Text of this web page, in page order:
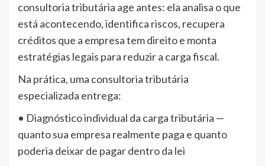
consultoria tributária age antes: ela analisa o que
está acontecendo, identifica riscos, recupera
créditos que a empresa tem direito e monta
estratégias legais para reduzir a carga fiscal.
Na prática, uma consultoria tributária
especializada entrega:
• Diagnóstico individual da carga tributária —
quanto sua empresa realmente paga e quanto
poderia deixar de pagar dentro da lei